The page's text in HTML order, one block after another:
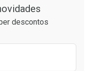
Desconto
sem Desconto
sem Desconto
descontos